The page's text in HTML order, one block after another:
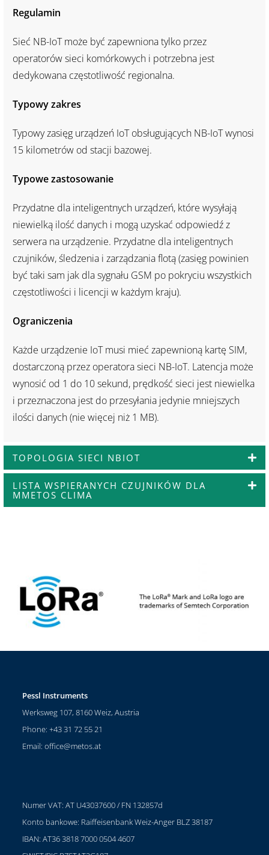
Regulamin
Sieć NB-IoT może być zapewniona tylko przez
operatorów sieci komórkowych i potrzebna jest
dedykowana częstotliwość regionalna.
Typowy zakres
Typowy zasięg urządzeń IoT obsługujących NB-IoT wynosi
15 kilometrów od stacji bazowej.
Typowe zastosowanie
Przydatne dla inteligentnych urządzeń, które wysyłają
niewielką ilość danych i mogą uzyskać odpowiedź z
serwera na urządzenie. Przydatne dla inteligentnych
czujników, śledzenia i zarządzania flotą (zasięg powinien
być taki sam jak dla sygnału GSM po pokryciu wszystkich
częstotliwości i licencji w każdym kraju).
Ograniczenia
Każde urządzenie IoT musi mieć zapewnioną kartę SIM,
dostarczoną przez operatora sieci NB-IoT. Latencja może
wynosić od 1 do 10 sekund, prędkość sieci jest niewielka
i przeznaczona jest do przesyłania jedynie mniejszych
ilości danych (nie więcej niż 1 MB).
TOPOLOGIA SIECI NBIOT
LISTA WSPIERANYCH CZUJNIKÓW DLA
ΜMETOS CLIMA
Pessl Instruments
Werksweg 107, 8160 Weiz, Austria
Phone: +43 31 72 55 21
Email:office@metos.at
Numer VAT: AT U43037600 / FN 132857d
Konto bankowe: Raiffeisenbank Weiz-Anger BLZ 38187
IBAN: AT36 3818 7000 0504 4607